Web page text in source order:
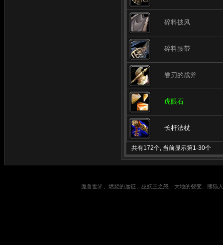
碎料披风
碎料腰带
卷刃的战斧
虎眼石
长杆法杖
共有172个, 当前显示第1-30个
魔兽世界、燃烧的远征、巫妖王之怒、大地的裂变、熊猫